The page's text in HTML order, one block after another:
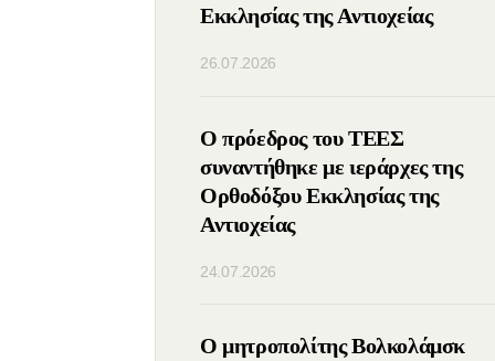
Εκκλησίας της Αντιοχείας
26.07.2026
Ο πρόεδρος του ΤΕΕΣ
συναντήθηκε με ιεράρχες της
Ορθοδόξου Εκκλησίας της
Αντιοχείας
24.07.2026
Ο μητροπολίτης Βολκολάμσκ